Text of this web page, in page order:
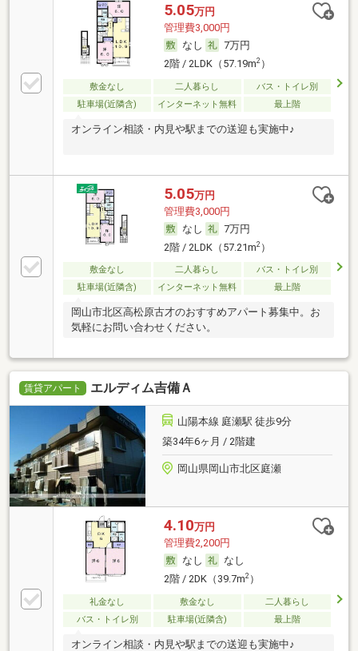
5.05万円
管理費3,000円
なし
7万円
2階 / 2LDK（57.19m2）
敷金なし 二人暮らし
バス・トイレ別
駐車場(近隣含)
インターネット無料 最上階
オンライン相談・内見や駅までの送迎も実施中♪
5.05万円
管理費3,000円
なし
7万円
2階 / 2LDK（57.21m2）
敷金なし 二人暮らし
バス・トイレ別
駐車場(近隣含)
インターネット無料 最上階
岡山市北区高松原古才のおすすめアパート募集中。お
気軽にお問い合わせください。
賃貸アパート エルディム吉備Ａ
山陽本線 庭瀬駅 徒歩9分
築34年6ヶ月 / 2階建
岡山県岡山市北区庭瀬
4.10万円
管理費2,200円
なし
なし
2階 / 2DK（39.7m2）
礼金なし 敷金なし
二人暮らし
バス・トイレ別
駐車場(近隣含) 最上階
オンライン相談・内見や駅までの送迎も実施中♪